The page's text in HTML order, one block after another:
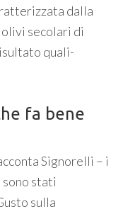
dalla
secolari di
quali-
fa bene
Signorelli – i
stati
sulla